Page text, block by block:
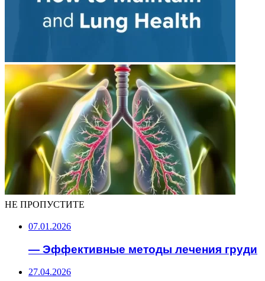
НЕ ПРОПУСТИТЕ
07.01.2026
— Эффективные методы лечения груди
27.04.2026